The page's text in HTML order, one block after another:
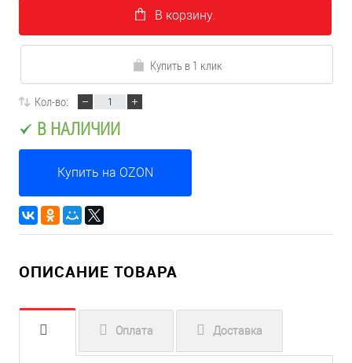
В корзину.
Купить в 1 клик
Кол-во:
В НАЛИЧИИ
Купить на OZON
ОПИСАНИЕ ТОВАРА
Оплата Доставка